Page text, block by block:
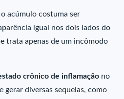
acúmulo costuma ser
igual nos dois lados do
trata apenas de um incômodo
crônico de inflamação no
gerar diversas sequelas, como